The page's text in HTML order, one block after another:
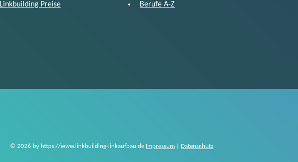
Linkbuilding Preise Berufe A-Z
© 2026 by https://www.linkbuilding-linkaufbau.de Impressum Datenschutz